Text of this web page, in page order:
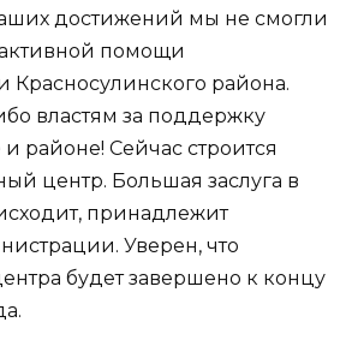
достижений мы не смогли
помощи
района.
властям за поддержку
районе! Сейчас строится
центр. Большая заслуга в
принадлежит
Уверен, что
будет завершено к концу